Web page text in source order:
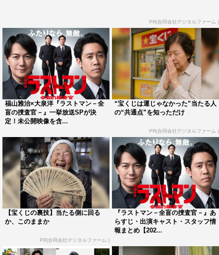
PR(合同会社デジタルファーム )
福山雅治×大泉洋『ラストマン－全
盲の捜査官－』一挙放送SPが決
定！未公開映像を含...
“宝くじは運じゃなかった”当たる人
の“共通点”を知っただけ
PR(合同会社デジタルファーム )
【宝くじの裏技】当たる側に回る
か、このままか
PR(合同会社デジタルファーム )
『ラストマン－全盲の捜査官－』あ
らすじ・出演キャスト・スタッフ情
報まとめ【202...